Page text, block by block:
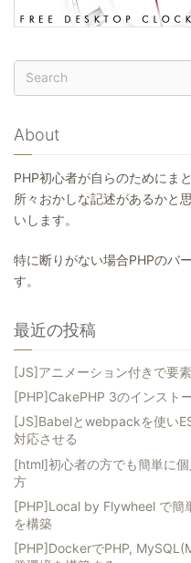
About
PHP初心者が自らのためにま
所々おかしな記述があるかと
いします。
特に断りがない場合PHPのバ
す。
最近の投稿
[JS]アニメーション付きで要
[PHP]CakePHP 3のインスト
[JS]Babelとwebpackを使い
対応させる
[html]初心者の方でも簡単に
方
[PHP]Local by Flywheel で簡
を構築
[PHP]DockerでPHP,